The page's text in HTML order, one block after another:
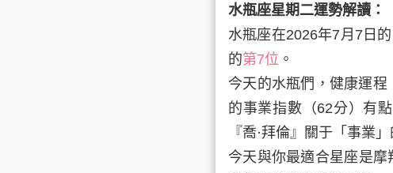
水瓶座星期二運勢解讀：
水瓶座在2026年7月7日
的第7位 。
今天的水瓶們，健康運
的事業指數（62分）有
『喬·拜倫』關于「事業」
今天與你最適合星座是